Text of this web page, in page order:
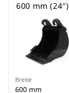
600 mm (24″)
Breite
600 mm